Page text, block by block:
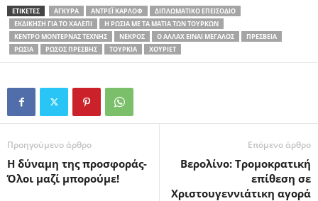
ΕΤΙΚΕΤΕΣ ΆΓΚΥΡΑ ΑΝΤΡΈΙ ΚΑΡΛΌΦ
ΔΙΠΛΩΜΑΤΙΚΌ ΕΠΕΙΣΌΔΙΟ
ΕΚΔΊΚΗΣΗ ΓΙΑ ΤΟ ΧΑΛΈΠΙ
Η ΡΩΣΊΑ ΜΕ ΤΑ ΜΆΤΙΑ ΤΩΝ ΤΟΎΡΚΩΝ
ΚΈΝΤΡΟ ΜΟΝΤΈΡΝΑΣ ΤΈΧΝΗΣ
ΝΕΚΡΌΣ Ο ΑΛΛΆΧ ΕΊΝΑΙ ΜΕΓΆΛΟΣ
ΠΡΕΣΒΕΊΑ
ΡΩΣΊΑ
ΡΏΣΟΣ ΠΡΈΣΒΗΣ ΤΟΥΡΚΊΑ ΧΟΥΡΙΈΤ
Προηγούμενο άρθρο
H δύναμη της προσφοράς-
Όλοι μαζί μπορούμε!
Επόμενο άρθρο
Βερολίνο: Τρομοκρατική
επίθεση σε
Χριστουγεννιάτικη αγορά